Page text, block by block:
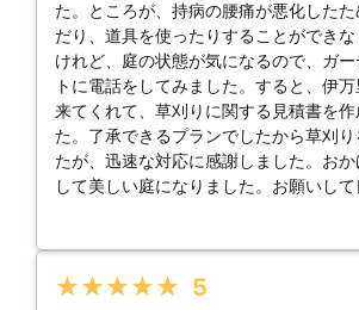
た。ところが、持病の腰痛が悪化した
だり、道具を使ったりすることができな
けれど、庭の状態が気になるので、ガ
トに電話をしてみました。すると、伊
来てくれて、草刈りに関する見積書を
た。了承できるプランでしたから草刈
たが、迅速な対応に感謝しました。おか
して美しい庭になりました。お願いして
★★★★★ 5